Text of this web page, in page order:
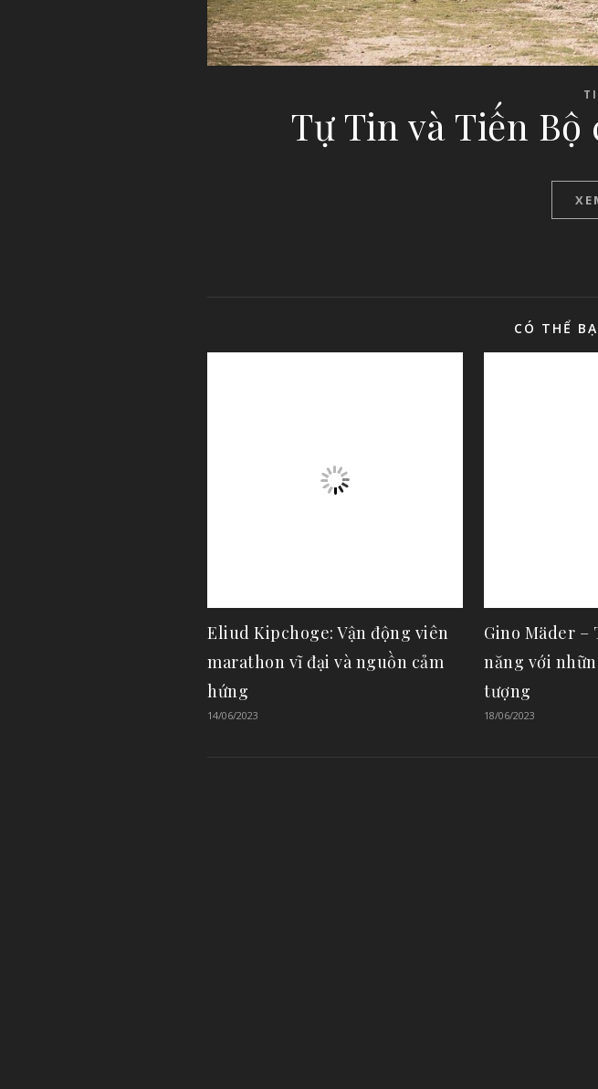
Tự Tin và Tiến
CÓ THỂ
Eliud Kipchoge: Vận động viên
marathon vĩ đại và nguồn cảm
hứng
14/06/2023
Gino Mäder –
năng với
tượng
18/06/2023